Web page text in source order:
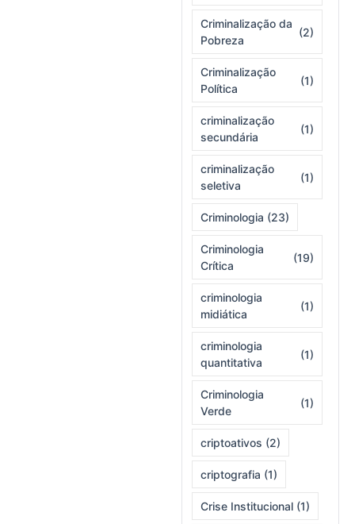
Criminalização da
Pobreza
(2)
Criminalização
Política
(1)
criminalização
secundária
(1)
criminalização
seletiva
(1)
Criminologia (23)
Criminologia
Crítica
(19)
criminologia
midiática
(1)
criminologia
quantitativa
(1)
Criminologia
Verde
(1)
criptoativos (2)
criptografia (1)
Crise Institucional (1)